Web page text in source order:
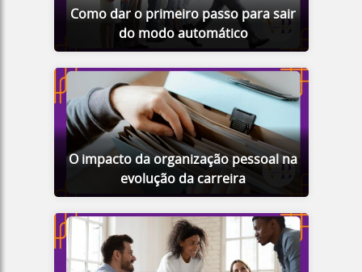
Como dar o primeiro passo para sair
do modo automático
O impacto da organização pessoal na
evolução da carreira